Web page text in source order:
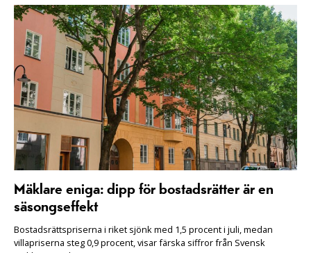
Mäklare eniga: dipp för bostadsrätter är en
säsongseffekt
Bostadsrättspriserna i riket sjönk med 1,5 procent i juli, medan
villapriserna steg 0,9 procent, visar färska siffror från Svensk